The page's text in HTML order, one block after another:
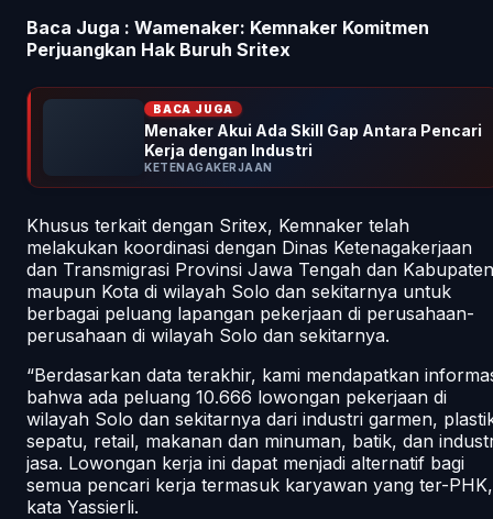
Baca Juga : Wamenaker: Kemnaker Komitmen
Perjuangkan Hak Buruh Sritex
BACA JUGA
Menaker Akui Ada Skill Gap Antara Pencari
Kerja dengan Industri
KETENAGAKERJAAN
Khusus terkait dengan Sritex, Kemnaker telah
melakukan koordinasi dengan Dinas Ketenagakerjaan
dan Transmigrasi Provinsi Jawa Tengah dan Kabupaten
maupun Kota di wilayah Solo dan sekitarnya untuk
berbagai peluang lapangan pekerjaan di perusahaan-
perusahaan di wilayah Solo dan sekitarnya.
“Berdasarkan data terakhir, kami mendapatkan
bahwa ada peluang 10.666 lowongan pekerjaan di
wilayah Solo dan sekitarnya dari industri garmen,
sepatu, retail, makanan dan minuman, batik, dan
jasa. Lowongan kerja ini dapat menjadi alternatif bagi
semua pencari kerja termasuk karyawan yang ter-
kata Yassierli.